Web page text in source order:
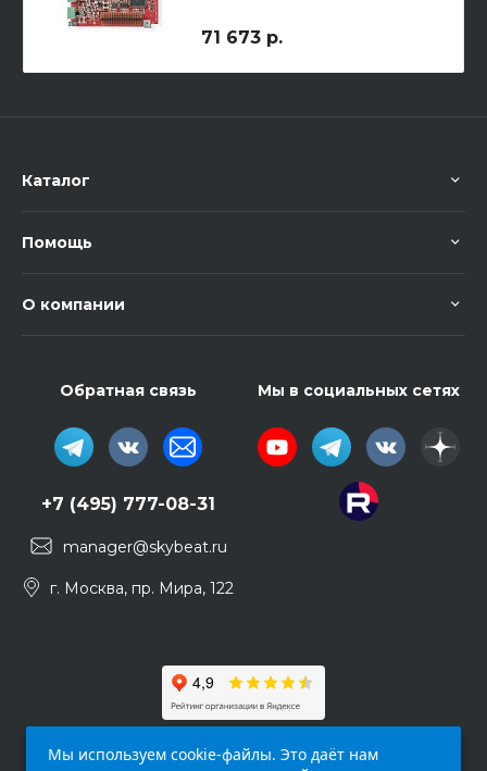
71 673 р.
Каталог
Помощь
О компании
Обратная связь
+7 (495) 777-08-31
manager@skybeat.ru
г. Москва, пр. Мира, 122
Мы в социальных сетях
Мы используем cookie-файлы. Это даёт нам